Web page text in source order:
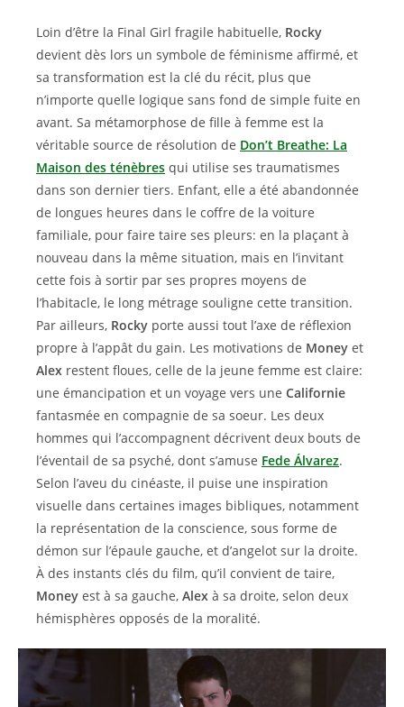
Loin d’être la Final Girl fragile habituelle, Rocky
devient dès lors un symbole de féminisme affirmé, et
sa transformation est la clé du récit, plus que
n’importe quelle logique sans fond de simple fuite en
avant. Sa métamorphose de fille à femme est la
véritable source de résolution de Don’t Breathe: La
Maison des ténèbres qui utilise ses traumatismes
dans son dernier tiers. Enfant, elle a été abandonnée
de longues heures dans le coffre de la voiture
familiale, pour faire taire ses pleurs: en la plaçant à
nouveau dans la même situation, mais en l’invitant
cette fois à sortir par ses propres moyens de
l’habitacle, le long métrage souligne cette transition.
Par ailleurs, Rocky porte aussi tout l’axe de réflexion
propre à l’appât du gain. Les motivations de Money et
Alex restent floues, celle de la jeune femme est claire:
une émancipation et un voyage vers une Californie
fantasmée en compagnie de sa soeur. Les deux
hommes qui l’accompagnent décrivent deux bouts de
l’éventail de sa psyché, dont s’amuse Fede Álvarez.
Selon l’aveu du cinéaste, il puise une inspiration
visuelle dans certaines images bibliques, notamment
la représentation de la conscience, sous forme de
démon sur l’épaule gauche, et d’angelot sur la droite.
À des instants clés du film, qu’il convient de taire,
Money est à sa gauche, Alex à sa droite, selon deux
hémisphères opposés de la moralité.